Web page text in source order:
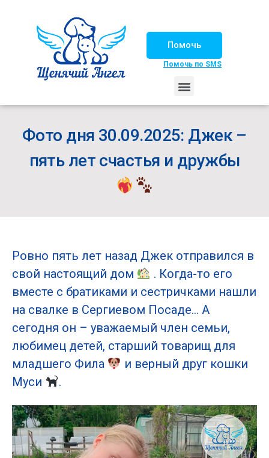
Помочь
Помочь по SMS
Фото дня 30.09.2025: Джек –
пять лет счастья и дружбы
Ровно пять лет назад Джек отправился в
свой настоящий дом
. Когда-то его
вместе с братиками и сестричками нашли
на свалке в Сергиевом Посаде… А
сегодня он – уважаемый член семьи,
любимец детей, старший товарищ для
младшего Фила
и верный друг кошки
Муси
.